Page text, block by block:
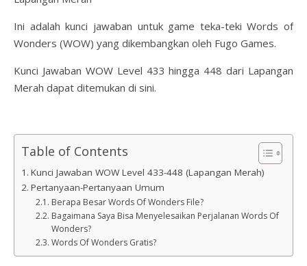
Ini adalah kunci jawaban untuk game teka-teki Words of
Wonders (WOW) yang dikembangkan oleh Fugo Games.
Kunci Jawaban WOW Level 433 hingga 448 dari Lapangan
Merah dapat ditemukan di sini.
Table of Contents
Kunci Jawaban WOW Level 433-448 (Lapangan Merah)
Pertanyaan-Pertanyaan Umum
Berapa Besar Words Of Wonders File?
Bagaimana Saya Bisa Menyelesaikan Perjalanan Words Of
Wonders?
Words Of Wonders Gratis?